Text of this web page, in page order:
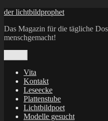
Zum
springen
der lichtbildprophet
Das Magazin für die tägliche
menschgemacht!
Vita
Kontakt
Leseecke
Plattenstube
Lichtbildpoet
Modelle gesucht